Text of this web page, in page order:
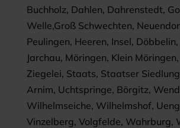
Buchholz, Dahlen, Dahrenstedt,
Welle,Groß Schwechten,
Peulingen, Heeren, Insel,
Jarchau, Möringen, Klein
Ziegelei, Staats, Staatser
Arnim, Uchtspringe, Börgitz,
Wilhelmseiche, Wilhelmshof,
Vinzelberg, Volgfelde, Wahrburg,